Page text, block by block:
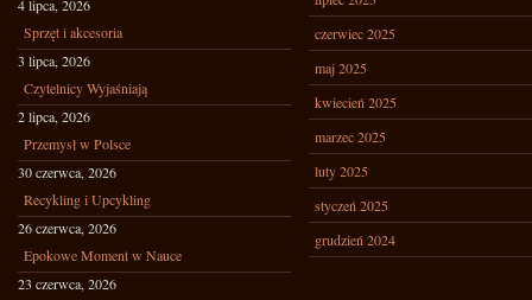
4 lipca, 2026
Sprzęt i akcesoria
3 lipca, 2026
Czytelnicy Wyjaśniają
2 lipca, 2026
Przemysł w Polsce
30 czerwca, 2026
Recykling i Upcykling
26 czerwca, 2026
Epokowe Moment w Nauce
23 czerwca, 2026
czerwiec 2025
maj 2025
kwiecień 2025
marzec 2025
luty 2025
styczeń 2025
grudzień 2024